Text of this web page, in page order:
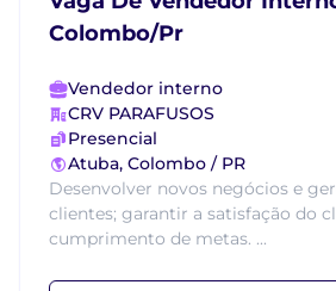
Colombo/Pr
Vendedor interno
CRV PARAFUSOS
Presencial
Atuba, Colombo / PR
Desenvolver novos negócios e
clientes; garantir a satisfação do
cumprimento de metas. ...